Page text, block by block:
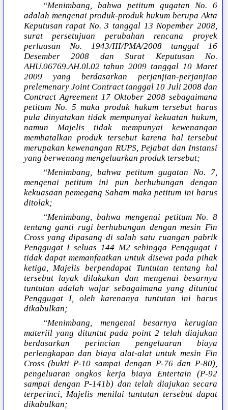
“Menimbang, bahwa petitum gugatan No. 6
adalah mengenai produk-produk hukum berupa Akta
Keputusan rapat No. 3 tanggal 13 Nopember 2008,
surat persetujuan perubahan rencana proyek
perluasan No. 1943/III/PMA/2008 tanggal 16
Desember 2008 dan Surat Keputusan No.
AHU.06769.AH.0l.02 tahun 2009 tanggal 10 Maret
2009 yang berdasarkan perjanjian-perjanjian
prelemenary Joint Contract tanggal 10 Juli 2008 dan
Contract Agreement 17 Oktober 2008 sebagaimana
petitum No. 5 maka produk hukum tersebut harus
pula dinyatakan tidak mempunyai kekuatan hukum,
namun Majelis tidak mempunyai kewenangan
membatalkan produk tersebut karena hal tersebut
merupakan kewenangan RUPS, Pejabat dan Instansi
yang berwenang mengeluarkan produk tersebut;
“Menimbang, bahwa petitum gugatan No. 7,
mengenai petitum ini pun berhubungan dengan
kekuasaan pemegang Saham maka petitum ini harus
ditolak;
“Menimbang, bahwa mengenai petitum No. 8
tentang ganti rugi berhubungan dengan mesin Fin
Cross yang dipasang di salah satu ruangan pabrik
Penggugat I seluas 144 M2 sehingga Penggugat I
tidak dapat memanfaatkan untuk disewa pada pihak
ketiga, Majelis berpendapat Tuntutan tentang hal
tersebut layak dilakukan dan mengenai besarnya
tuntutan adalah wajar sebagaimana yang dituntut
Penggugat I, oleh karenanya tuntutan ini harus
dikabulkan;
“Menimbang, mengenai besarnya kerugian
materiil yang dituntut pada point 2 telah diajukan
berdasarkan perincian pengeluaran biaya
perlengkapan dan biaya alat-alat untuk mesin Fin
Cross (bukti P-10 sampai dengan P-76 dan P-80),
pengeluaran ongkos kerja biaya Entertain (P-92
sampai dengan P-141b) dan telah diajukan secara
terperinci, Majelis menilai tuntutan tersebut dapat
dikabulkan;